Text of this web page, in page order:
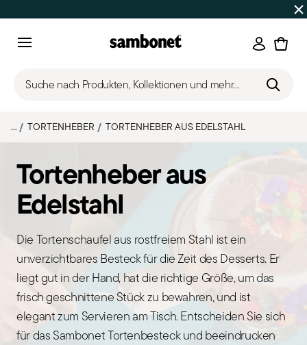
Bis zu 50% Rabatt | Bestellungen 7.–16.
Suche nach Produkten, Kollektionen und mehr...
... TORTENHEBER TORTENHEBER AUS EDELSTAHL
Tortenheber aus
Edelstahl
Die Tortenschaufel aus rostfreiem Stahl ist ein
unverzichtbares Besteck für die Zeit des Desserts. Er
liegt gut in der Hand, hat die richtige Größe, um das
frisch geschnittene Stück zu bewahren, und ist
elegant zum Servieren am Tisch. Entscheiden Sie sich
für das Sambonet Tortenbesteck und beeindrucken